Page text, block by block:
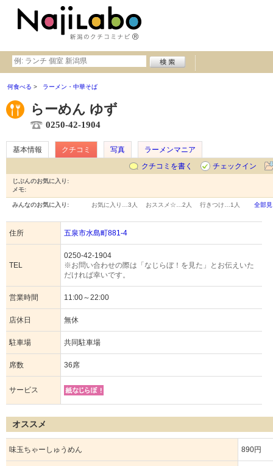
何食べる ラーメン・中華そば
らーめん ゆず
0250-42-1904
基本情報 クチコミ 写真
ラーメンマニア
クチコミを書く
チェックイン
じぶんのお気に入り:
メモ:
みんなのお気に入り: お気に入り… 3人 おススメ☆… 2人 行きつけ… 1人 全部
住所 五泉市水島町881-4
TEL
0250-42-1904
※お問い合わせの際は「なじらぼ！を見た」とお伝えいた
だければ幸いです。
営業時間 11:00～22:00
店休日 無休
駐車場 共同駐車場
席数 36席
サービス
オススメ
味玉ちゃーしゅうめん 890円